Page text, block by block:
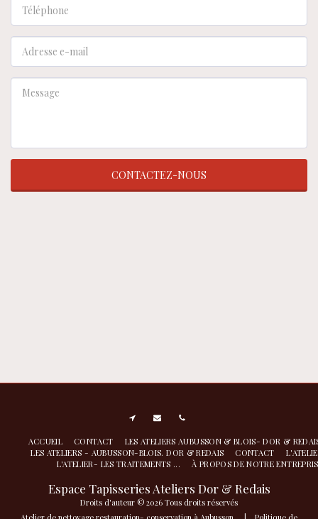
CONTACTEZ-NOUS
Espace Tapisseries Ateliers Dor & Redais
Droits d'auteur © 2026 Tous droits réservés
Atelier de nettoyage restauration- conservation à Aubusson
| Politique de
ACCUEIL CONTACT
LES ATELIERS AUBUSSON & BLOIS- DOR &
LES ATELIERS - AUBUSSON-BLOIS. DOR & REDAIS
CONTACT
L'ATELIER- LES TRAITEMENTS ...
À PROPOS DE NOTRE